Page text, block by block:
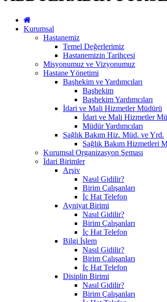
Kurumsal
Hastanemiz
Temel Değerlerimiz
Hastanemizin Tarihçesi
Misyonumuz ve Vizyonumuz
Hastane Yönetimi
Başhekim ve Yardımcıları
Başhekim
Başhekim Yardımcıları
İdari ve Mali Hizmetler Müdürü
İdari ve Mali Hizmetler
Müdür Yardımcıları
Sağlık Bakım Hiz. Müd. ve Yrd.
Sağlık Bakım Hizmetleri
Kurumsal Organizasyon Şeması
İdari Birimler
Arşiv
Nasıl Gidilir?
Birim Çalışanları
İç Hat Telefon
Ayniyat Birimi
Nasıl Gidilir?
Birim Çalışanları
İç Hat Telefon
Bilgi İşlem
Nasıl Gidilir?
Birim Çalışanları
İç Hat Telefon
Disiplin Birimi
Nasıl Gidilir?
Birim Çalışanları